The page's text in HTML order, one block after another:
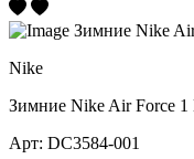
Nike
Зимние Nike Air Force
Арт: DC3584-001